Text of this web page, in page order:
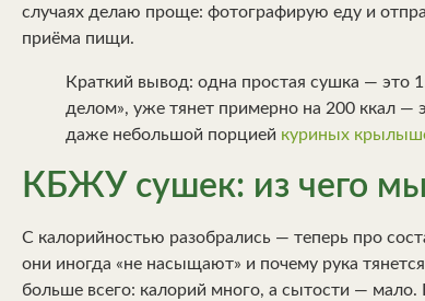
случаях делаю проще: фотографирую еду и
приёма пищи.
Краткий вывод: одна простая сушка — это
делом», уже тянет примерно на 200 ккал
даже небольшой порцией куриных
КБЖУ сушек: из чего
С калорийностью разобрались — теперь про
они иногда «не насыщают» и почему рука
больше всего: калорий много, а сытости — мало.